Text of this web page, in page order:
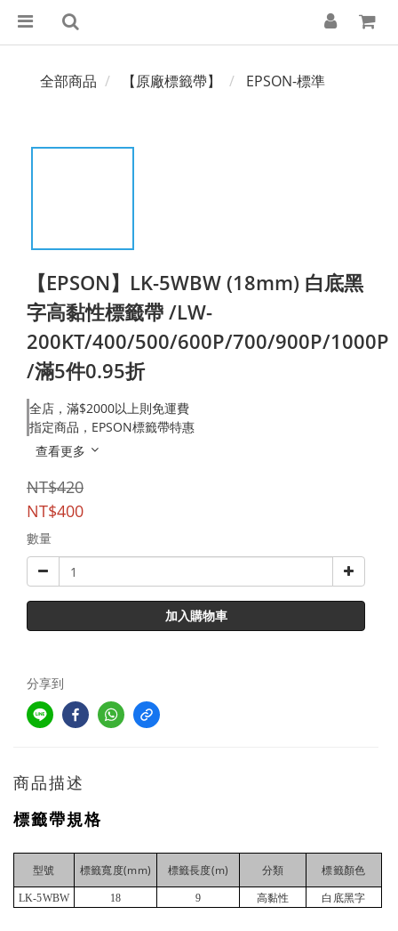
全部商品 【原廠標籤帶】 EPSON-標準
【EPSON】LK-5WBW (18mm) 白底黑
字高黏性標籤帶 /LW-
200KT/400/500/600P/700/900P/1000P
/滿5件0.95折
全店，滿$2000以上則免運費
指定商品，EPSON標籤帶特惠
查看更多
NT$420
NT$400
數量
加入購物車
分享到
商品描述
標籤帶規格
型號 標籤寬度(mm) 標籤長度(m) 分類 標籤顏色
LK-5WBW 18 9 高黏性 白底黑字